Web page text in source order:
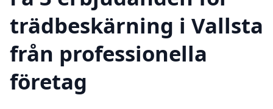
trädbeskärning i Vallsta
från professionella
företag